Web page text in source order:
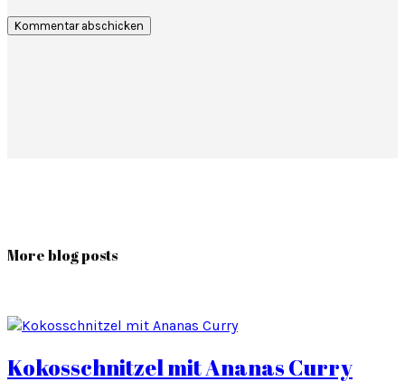
More blog posts
Kokosschnitzel mit Ananas Curry